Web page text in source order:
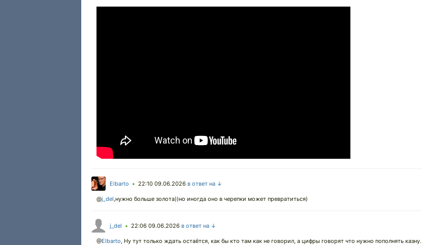
Elbarto • 22:10 09.06.2026 в ответ на ↓
@j_del,нужно больше золота))но иногда оно в черепки может превратиться)
j_del • 22:06 09.06.2026 в ответ на ↓
@Elbarto, Ну тут только ждать остаётся, как бы кто там как не говорил, а цифры говорят что нужно пополнять казну.